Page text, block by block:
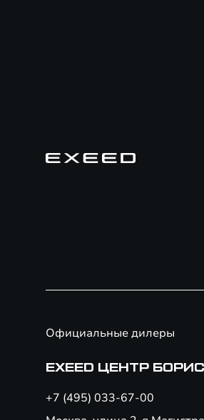
Официальные дилеры
EXEED ЦЕНТР
+7 (495) 033-67-00